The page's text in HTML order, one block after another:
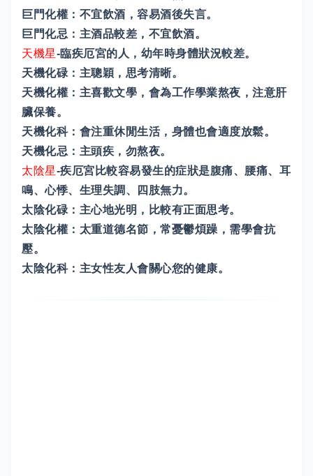
巨門化權：不宜飲酒，容易酒後失言。
巨門化忌：主酒品較差，不宜飲酒。
天機星-臨疾厄宮的人，幼年時身體狀況較差。
天機化碌：主聰穎，思考清晰。
天機化權：主喜歡文學，會為工作學業熬夜，注意肝
臟保養。
天機化科：會注重休閒生活，身體也會適度放鬆。
天機化忌：主頭疾，勿熬夜。
太陰星-疾厄宮比較容易發生的症狀是腹痛、腰痛、耳
鳴、心悸、生理失調、四肢無力。
太陰化碌：主心地光明，比較有正面思考。
太陰化權：太重道德名節，常憂鬱煩躁，需學會抗
壓。
太陰化科：主女性友人會關心您的健康。